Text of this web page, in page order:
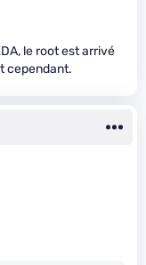
le root est arrivé
cependant.